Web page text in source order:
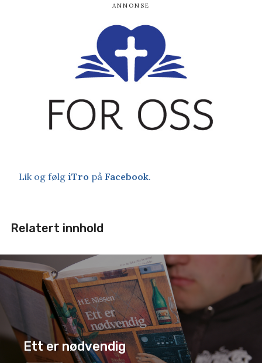
Lik og følg iTro på Facebook.
Relatert innhold
Ett er nødvendig